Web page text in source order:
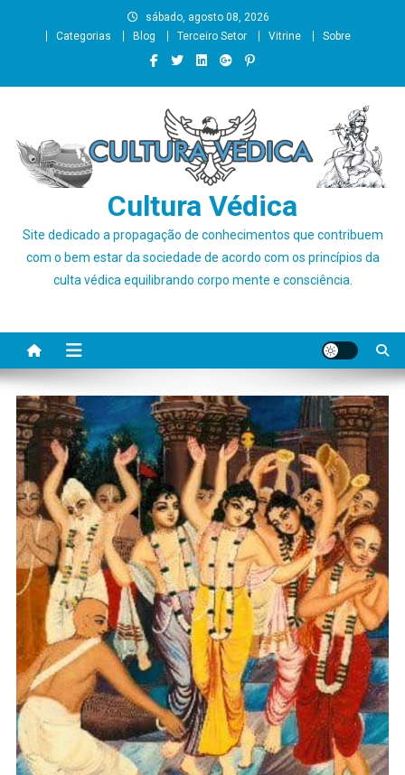
sábado, agosto 08, 2026
Categorias
Blog Terceiro Setor Vitrine Sobre
Cultura Védica
Site dedicado a propagação de conhecimentos que contribuem
com o bem estar da sociedade de acordo com os princípios da
culta védica equilibrando corpo mente e consciência.